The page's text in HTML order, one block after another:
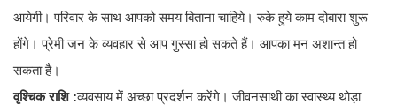
आयेगी। परिवार के साथ आपको समय बिताना चाहिये। रुके हुये काम दोबारा शुरू
होंगे। प्रेमी जन के व्यवहार से आप गुस्सा हो सकते हैं। आपका मन अशान्त हो
सकता है।
वृश्चिक राशि :व्यवसाय में अच्छा प्रदर्शन करेंगे। जीवनसाथी का स्वास्थ्य थोड़ा